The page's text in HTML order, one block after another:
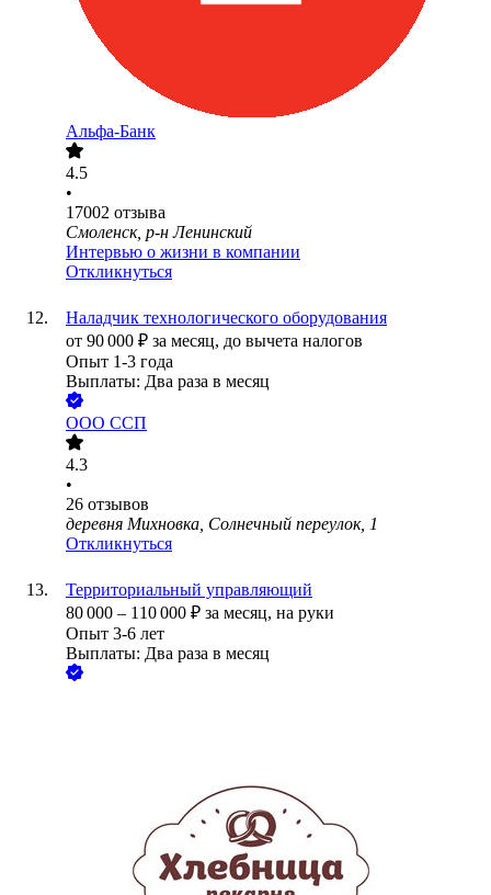
Альфа-Банк
4.5
•
17002 отзыва
Смоленск, р-н Ленинский
Интервью о жизни в компании
Откликнуться
Наладчик технологического оборудования
от 90 000 ₽ за месяц, до вычета налогов
Опыт 1-3 года
Выплаты: Два раза в месяц
ООО ССП
4.3
•
26 отзывов
деревня Михновка, Солнечный переулок, 1
Откликнуться
Территориальный управляющий
80 000 – 110 000 ₽ за месяц, на руки
Опыт 3-6 лет
Выплаты: Два раза в месяц